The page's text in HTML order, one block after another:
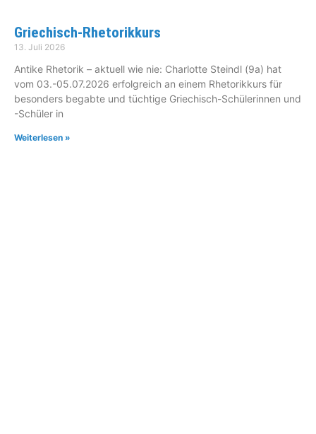
Griechisch-Rhetorikkurs
13. Juli 2026
Antike Rhetorik – aktuell wie nie: Charlotte Steindl (9a) hat
vom 03.-05.07.2026 erfolgreich an einem Rhetorikkurs für
besonders begabte und tüchtige Griechisch-Schülerinnen und
-Schüler in
Weiterlesen »